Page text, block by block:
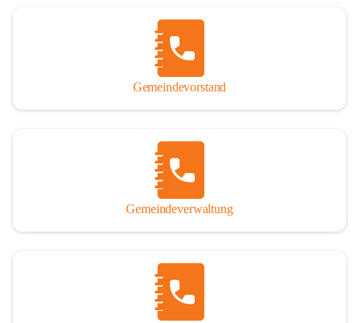
Gemeindevorstand
Gemeindeverwaltung